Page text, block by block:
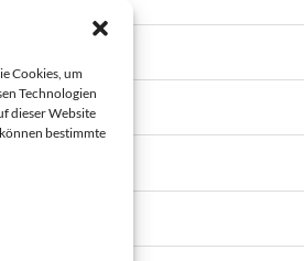
Cookies, um
Technologien
dieser Website
bestimmte